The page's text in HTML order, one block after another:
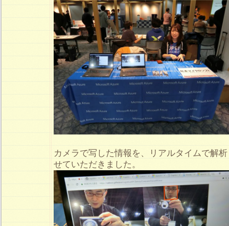
カメラで写した情報を、リアルタイムで解
せていただきました。